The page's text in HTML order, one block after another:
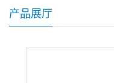
产品展厅